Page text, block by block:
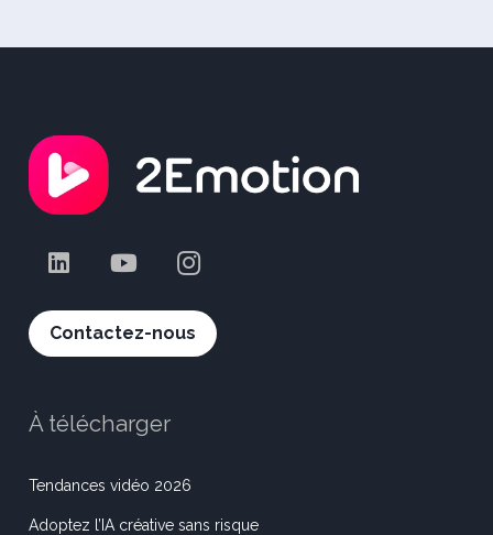
Contactez-nous
À télécharger
Tendances vidéo 2026
Adoptez l’IA créative sans risque